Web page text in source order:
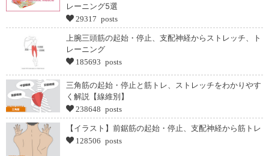
レーニング5選
29317 posts
上腕三頭筋の起始・停止、支配神経からストレッチ、ト
レーニング
185693 posts
三角筋の起始・停止と筋トレ、ストレッチをわかりやす
く解説【線維別】
238648 posts
【イラスト】前鋸筋の起始・停止、支配神経から筋トレ
128506 posts